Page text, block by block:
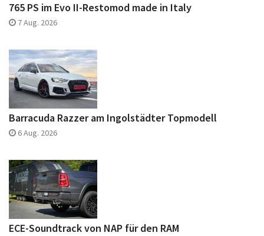
765 PS im Evo II-Restomod made in Italy
7 Aug. 2026
Barracuda Razzer am Ingolstädter Topmodell
6 Aug. 2026
ECE-Soundtrack von NAP für den RAM